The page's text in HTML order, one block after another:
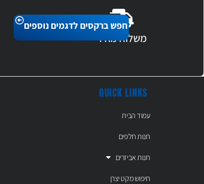
חפש ברקסים לדגמים נוספים
משלוח מהיר
QUICK LINKS
עמוד הבית
חנות חלפים
חנות אביזרים
חיפוש מקט יצרן